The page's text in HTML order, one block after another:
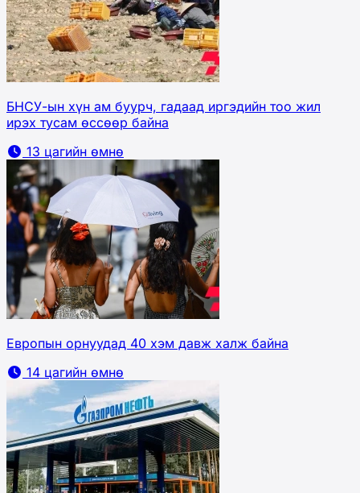
БНСУ-ын хүн ам буурч, гадаад иргэдийн тоо жил
ирэх тусам өссөөр байна
13 цагийн өмнө
Европын орнуудад 40 хэм давж халж байна
14 цагийн өмнө